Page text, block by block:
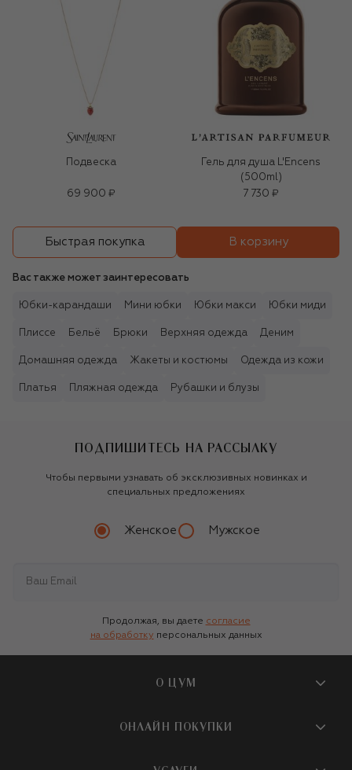
Подвеска
69 900 ₽
Гель для душа L'Encens
(500ml)
7 730 ₽
Быстрая покупка В корзину
Вас также может заинтересовать
Юбки-карандаши Мини юбки Юбки макси Юбки миди
Плиссе Бельё Брюки Верхняя одежда Деним
Домашняя одежда Жакеты и костюмы Одежда из кожи
Платья Пляжная одежда Рубашки и блузы
ПОДПИШИТЕСЬ НА РАССЫЛКУ
Чтобы первыми узнавать об эксклюзивных новинках и
специальных предложениях
Женское Мужское
Продолжая, вы даете согласие
на обработку персональных данных
О ЦУМ
О магазине
ОНЛАЙН ПОКУПКИ